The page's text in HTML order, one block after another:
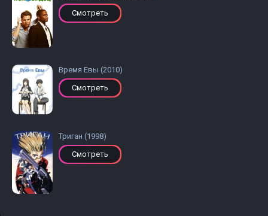
Смотреть
Время Евы (2010)
Смотреть
Триган (1998)
Смотреть